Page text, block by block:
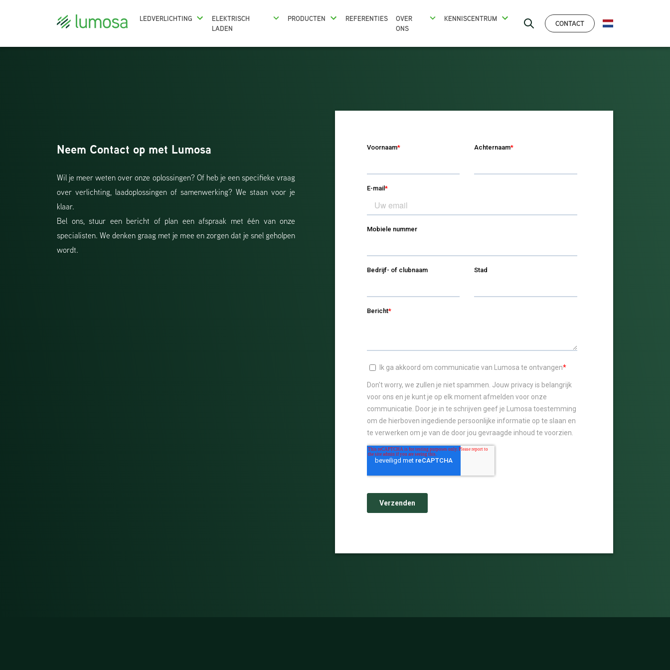
LEDVERLICHTING
ELEKTRISCH
LADEN
PRODUCTEN REFERENTIES
OVER
ONS
KENNISCENTRUM
CONTACT NEDERLANDS
Neem Contact op met Lumosa
Wil je meer weten over onze oplossingen? Of heb je een specifieke vraag
over verlichting, laadoplossingen of samenwerking? We staan voor je
klaar.
Bel ons, stuur een bericht of plan een afspraak met één van onze
specialisten. We denken graag met je mee en zorgen dat je snel geholpen
wordt.